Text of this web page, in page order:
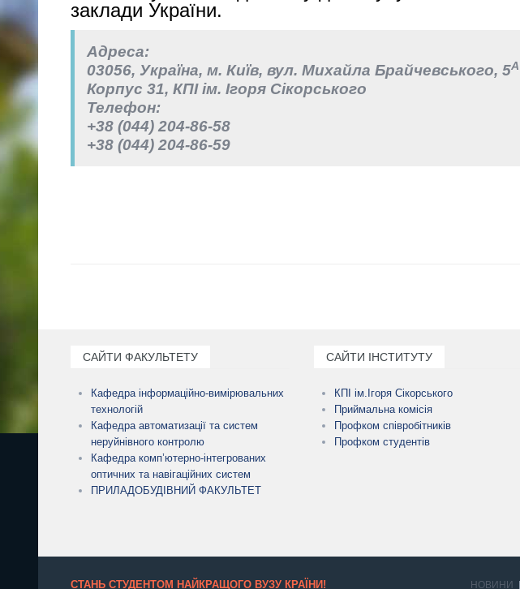
заклади України.
Адреса:
03056, Україна, м. Київ, вул. Михайла Брайчевського, 5А
Корпус 31, КПІ ім. Ігоря Сікорського
Телефон:
+38 (044) 204-86-58
+38 (044) 204-86-59
САЙТИ ФАКУЛЬТЕТУ
Кафедра інформаційно-вимірювальних
технологій
Кафедра автоматизації та систем
неруйнівного контролю
Кафедра комп’ютерно-інтегрованих
оптичних та навігаційних систем
ПРИЛАДОБУДІВНИЙ ФАКУЛЬТЕТ
САЙТИ ІНСТИТУТУ
КПІ ім.Ігоря Сікорського
Приймальна комісія
Профком співробітників
Профком студентів
НОВИНИ
СТАНЬ СТУДЕНТОМ НАЙКРАЩОГО ВУЗУ КРАЇНИ!